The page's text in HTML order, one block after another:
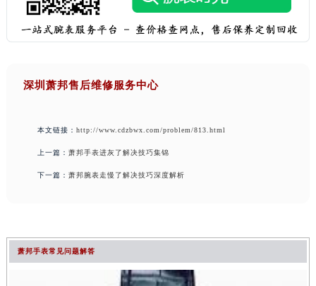
深圳萧邦售后维修服务中心
本文链接： http://www.cdzbwx.com/problem/813.html
上一篇： 萧邦手表进灰了解决技巧集锦
下一篇： 萧邦腕表走慢了解决技巧深度解析
萧邦手表常见问题解答